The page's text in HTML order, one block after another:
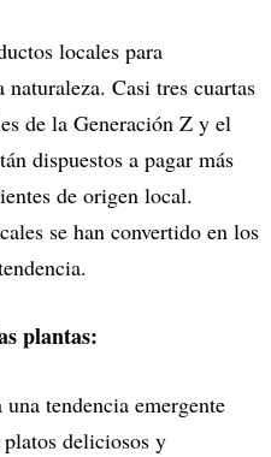
locales para
Casi tres cuartas
de la Generación Z y el
dispuestos a pagar más
de origen local.
se han convertido en los
plantas:
tendencia emergente
deliciosos y